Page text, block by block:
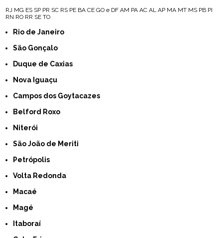
RJ MG ES SP PR SC RS PE BA CE GO e DF AM PA AC AL AP MA MT MS PB PI
RN RO RR SE TO
Rio de Janeiro
São Gonçalo
Duque de Caxias
Nova Iguaçu
Campos dos Goytacazes
Belford Roxo
Niterói
São João de Meriti
Petrópolis
Volta Redonda
Macaé
Magé
Itaboraí